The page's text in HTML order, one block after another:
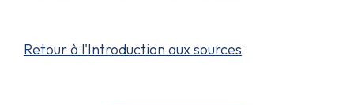
Retour à l'Introduction aux sources